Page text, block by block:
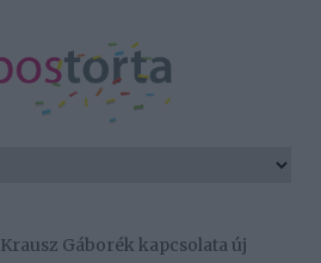
Krausz Gáborék kapcsolata új